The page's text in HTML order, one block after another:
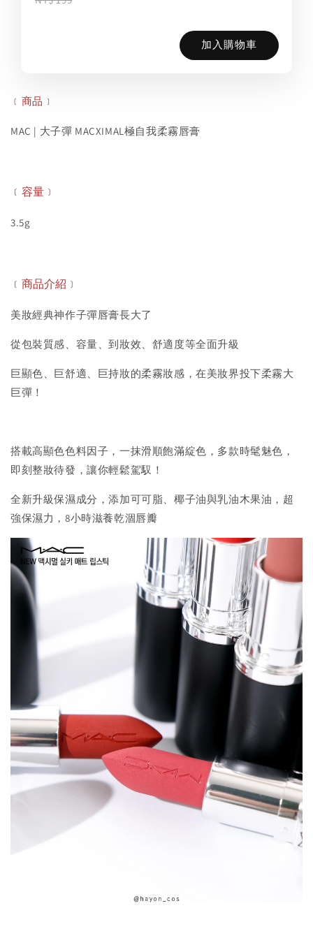
加入購物車
﹝商品﹞
MAC | 大子彈 MACXIMAL極自我柔霧唇膏
﹝容量﹞
3.5g
﹝商品介紹﹞
美妝經典神作子彈唇膏長大了
從包裝質感、容量、到妝效、舒適度等全面升級
巨顯色、巨舒適、巨持妝的柔霧妝感，在美妝界投下柔霧大
巨彈！
搭載高顯色色料因子，一抹滑順飽滿綻色，多款時髦魅色，
即刻整妝待發，讓你輕鬆駕馭！
全新升級保濕成分，添加可可脂、椰子油與乳油木果油，超
強保濕力，8小時滋養乾涸唇瓣